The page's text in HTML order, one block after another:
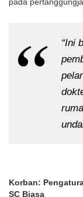
pada
“Ini
Korban:
SC Biasa